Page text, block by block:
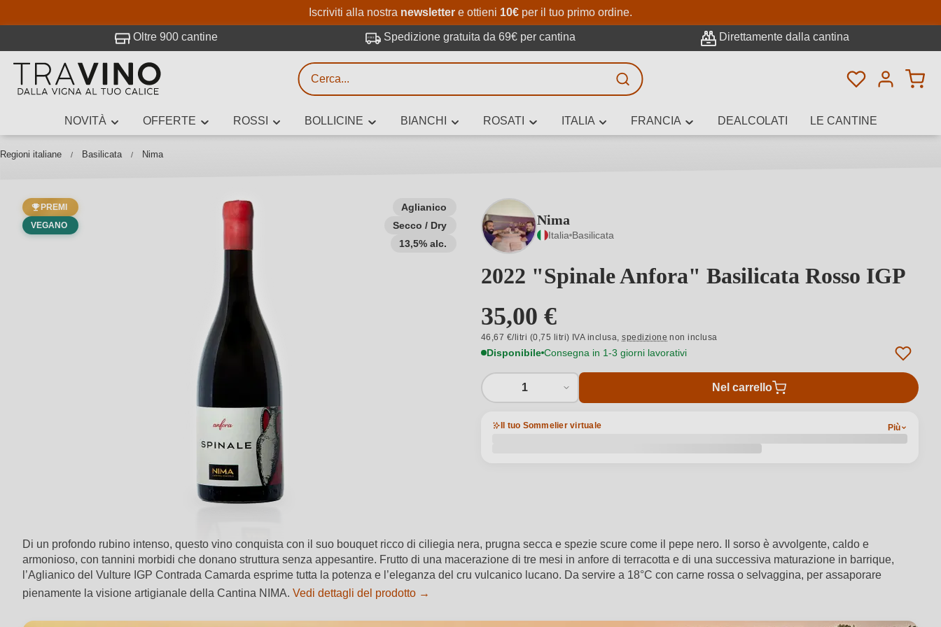
Passa al contenuto principale
Salta alla ricerca
Passa alla navigazione principale
Iscriviti alla nostra newsletter e ottieni 10€ per il tuo primo ordine.
Oltre 900 cantine Spedizione gratuita da 69€ per cantina Direttamente dalla cantina
Hai 0 articoli
NOVITÀ OFFERTE ROSSI BOLLICINE BIANCHI ROSATI ITALIA FRANCIA DEALCOLATI LE CANTINE
Regioni italiane Basilicata Nima
Aglianico
Secco / Dry
13,5% alc.
PREMI
VEGANO
Nima
Italia Basilicata
2022 "Spinale Anfora" Basilicata Rosso IGP
35,00 €
46,67 €/litri (0,75 litri) IVA inclusa,spedizione non inclusa
Disponibile Consegna in 1-3 giorni lavorativi
1 Nel carrello
Il tuo Sommelier virtuale Più
Di un profondo rubino intenso, questo vino conquista con il suo bouquet ricco di ciliegia nera, prugna secca e spezie scure come il pepe nero. Il sorso è avvolgente, caldo e
armonioso, con tannini morbidi che donano struttura senza appesantire. Frutto di una macerazione di tre mesi in anfore di terracotta e di una successiva maturazione in barrique,
l’Aglianico del Vulture IGP Contrada Camarda esprime tutta la potenza e l’eleganza del cru vulcanico lucano. Da servire a 18°C con carne rossa o selvaggina, per assaporare
pienamente la visione artigianale della Cantina NIMA. Vedi dettagli del prodotto →
Ricerca vini
Inserisci almeno 3 caratteri
Ricerca avanzata
Descrivi il vino stai cercando – per gusto, occasione, nome del vino, vitigno, regione, cantina o
altri criteri.
Travino.